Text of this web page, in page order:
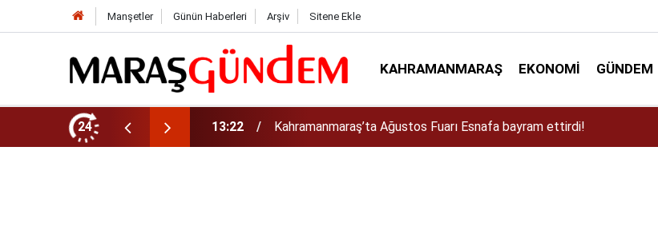
Manşetler Günün Haberleri Arşiv Sitene Ekle
KAHRAMANMARAŞ EKONOMI GÜNDEM
24 13:17 Kahramanmaraş’ta Dulkadiroğlu Kırsalına 45 Milyonluk Yol Yatırımı!